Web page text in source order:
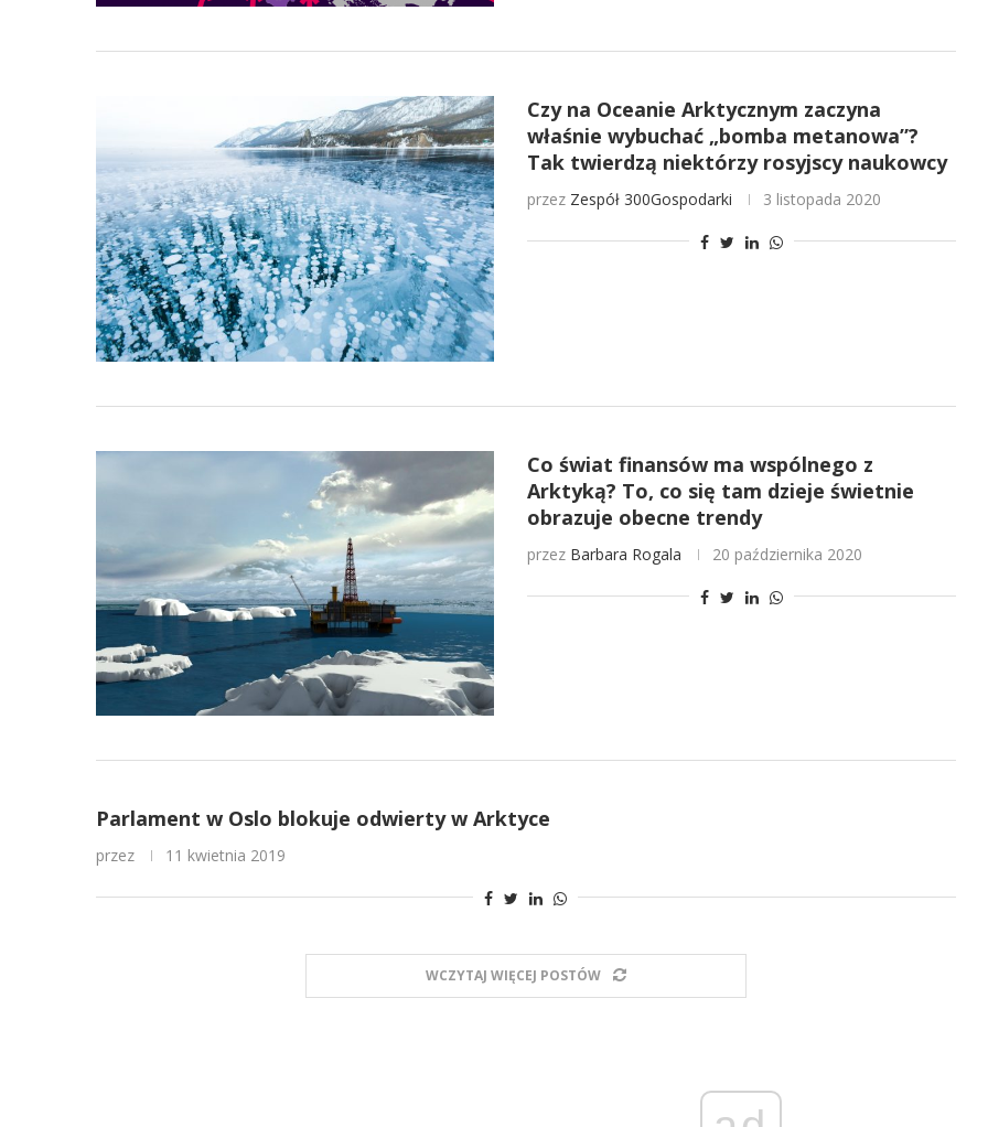
Czy na Oceanie Arktycznym zaczyna
właśnie wybuchać „bomba metanowa”?
Tak twierdzą niektórzy rosyjscy naukowcy
przez Zespół 300Gospodarki 3 listopada 2020
Co świat finansów ma wspólnego z
Arktyką? To, co się tam dzieje świetnie
obrazuje obecne trendy
przez Barbara Rogala 20 października 2020
Parlament w Oslo blokuje odwierty w Arktyce
przez 11 kwietnia 2019
WCZYTAJ WIĘCEJ POSTÓW